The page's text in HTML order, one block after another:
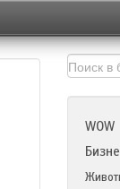
WOW